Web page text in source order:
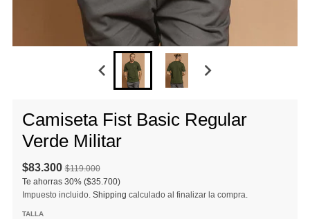
Camiseta Fist Basic Regular
Verde Militar
$83.300$119.000
Te ahorras 30% ($35.700)
Impuesto incluido. Shipping calculado al finalizar la compra.
TALLA